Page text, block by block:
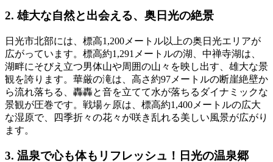
2. 雄大な自然と出会える、奥日光の絶景
日光市北部には、標高1,200メートル以上の奥日光エリアが
広がっています。標高約1,291メートルの湖、中禅寺湖は、
湖畔にそびえ立つ男体山や周囲の山々を映し出す、雄大な景
観を誇ります。華厳の滝は、高さ約97メートルの断崖絶壁か
ら流れ落ちる、轟轟と音を立てて水が落ちるダイナミックな
景観が圧巻です。戦場ヶ原は、標高約1,400メートルの広大
な湿原で、四季折々の花々が咲き乱れる美しい風景が広がり
ます。
3. 温泉で心も体もリフレッシュ！日光の温泉郷